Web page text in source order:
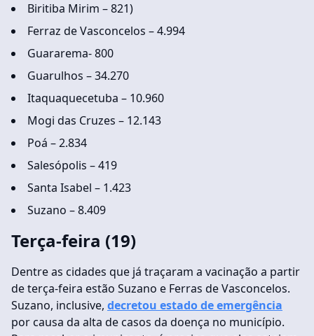
Biritiba Mirim – 821)
Ferraz de Vasconcelos – 4.994
Guararema- 800
Guarulhos – 34.270
Itaquaquecetuba – 10.960
Mogi das Cruzes – 12.143
Poá – 2.834
Salesópolis – 419
Santa Isabel – 1.423
Suzano – 8.409
Terça-feira (19)
Dentre as cidades que já traçaram a vacinação a partir
de terça-feira estão Suzano e Ferras de Vasconcelos.
Suzano, inclusive, decretou estado de emergência
por causa da alta de casos da doença no município.